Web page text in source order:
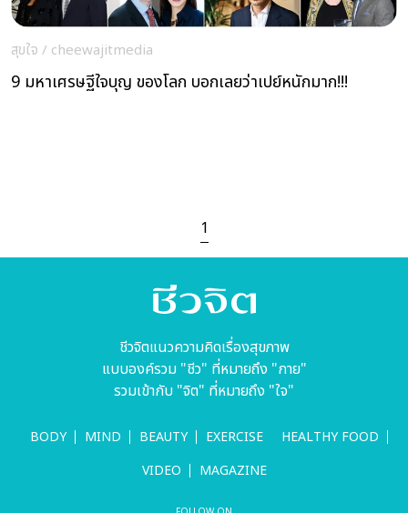
สุขใจ / cheewajitmedia
9 มหาเศรษฐีใจบุญ ของโลก บอกเลยว่าเปย์หนักมาก!!!
1
ชีวจิตแนวความคิดเรื่องสุขภาพ
แบบองค์รวม "ชีว" ที่หมายถึง "กาย"
รวมเข้ากับ "จิต" ที่หมายถึง "ใจ"
BODY MIND BEAUTY EXERCISE
HEALTHY FOOD
VIDEO
MAGAZINE